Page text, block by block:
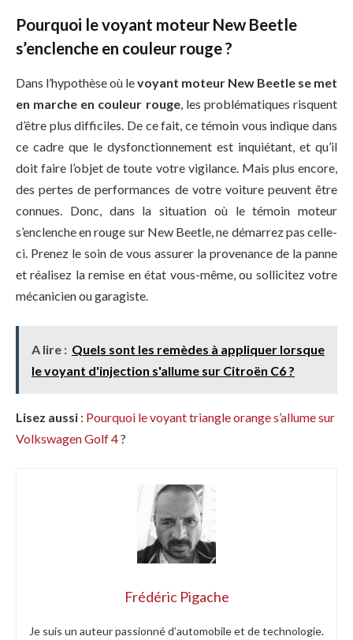
Pourquoi le voyant moteur New Beetle
s’enclenche en couleur rouge ?
Dans l’hypothèse où levoyant moteur New Beetle se met
en marche en couleur rouge, les problématiques risquent
d’être plus difficiles. De ce fait, ce témoin vous indique dans
ce cadre que le dysfonctionnement est inquiétant, et qu’il
doit faire l’objet de toute votre vigilance. Mais plus encore,
des pertes de performances de votre voiture peuvent être
connues. Donc, dans la situation où le témoin moteur
s’enclenche en rouge sur New Beetle, ne démarrez pas celle-
ci. Prenez le soin de vous assurer la provenance de la panne
et réalisez la remise en état vous-même, ou sollicitez votre
mécanicien ou garagiste.
A lire : Quels sont les remèdes à appliquer lorsque
le voyant d'injection s'allume sur Citroën C6 ?
Lisez aussi : Pourquoi le voyant triangle orange s’allume sur
Volkswagen Golf 4?
Frédéric Pigache
Je suis un auteur passionné d’automobile et de technologie.